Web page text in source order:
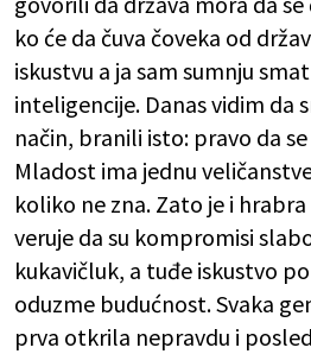
ko će da čuva čoveka od
iskustvu a ja sam sumnju
inteligencije. Danas vidim da
način, branili isto: pravo da
Mladost ima jednu
koliko ne zna. Zato je i
veruje da su kompromisi
kukavičluk, a tuđe iskustvo
oduzme budućnost. Svaka
prva otkrila nepravdu i